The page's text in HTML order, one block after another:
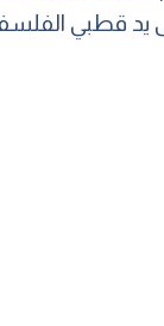
يد قطبي